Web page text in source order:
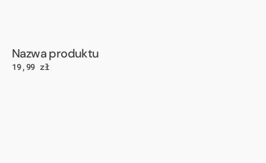
Dostawca:
Nazwa produktu
Cena
19,99 zł